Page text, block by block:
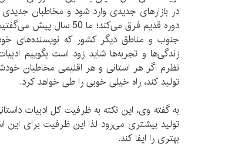
در بازارهای جدیدی وارد شود و مخاطبان
دوره قدیم فرق می‌کند؛ ما
جنوب و مناطق دیگر کشور که نویسنده‌های
زندگی‌ها و تجربه‌ها شاید زود است بگوییم
نظرم اگر هر استانی و هر اقلیمی مخاطبان
تولید کند، راه خیلی خوبی را طی خواهد کرد.
به گفته وی، این نکته به ظرفیت کل ادبیات
تولید بیشتری می‌رود لذا این ظرفیت برای این
بهتری را ایفا کند.